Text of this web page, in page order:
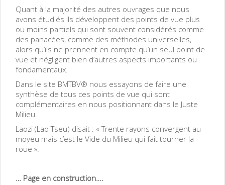
Quant à la majorité des autres ouvrages que nous
avons étudiés ils développent des points de vue plus
ou moins partiels qui sont souvent considérés comme
des panacées, comme des méthodes universelles,
alors qu’ils ne prennent en compte qu’un seul point de
vue et négligent bien d’autres aspects importants ou
fondamentaux.
Dans le site BMTBV® nous essayons de faire une
synthèse de tous ces points de vue qui sont
complémentaires en nous positionnant dans le Juste
Milieu.
Laozi (Lao Tseu) disait : « Trente rayons convergent au
moyeu mais c’est le Vide du Milieu qui fait tourner la
roue ».
… Page en construction….